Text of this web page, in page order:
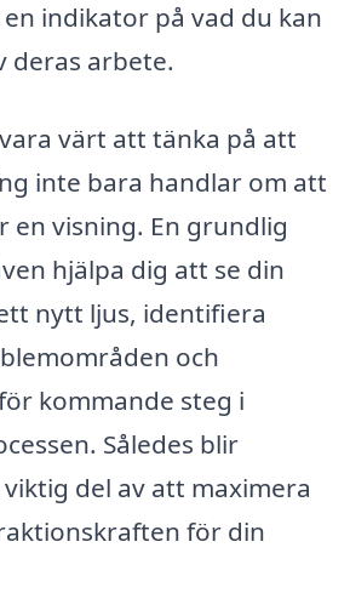
indikator på vad du kan
deras arbete.
värt att tänka på att
inte bara handlar om att
en visning. En grundlig
hjälpa dig att se din
nytt ljus, identifiera
och
kommande steg i
Således blir
del av att maximera
för din